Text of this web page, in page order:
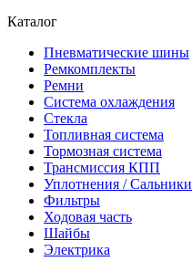
Каталог
Пневматические шины
Ремкомплекты
Ремни
Система охлаждения
Стекла
Топливная система
Тормозная система
Трансмиссия КПП
Уплотнения / Сальники
Фильтры
Ходовая часть
Шайбы
Электрика